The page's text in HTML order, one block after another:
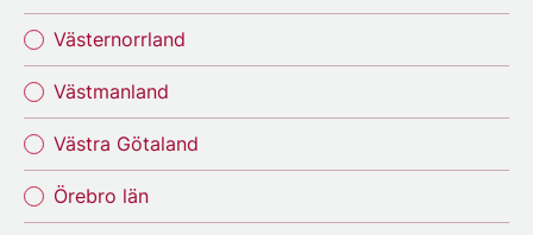
Västernorrland
Västmanland
Västra Götaland
Örebro län